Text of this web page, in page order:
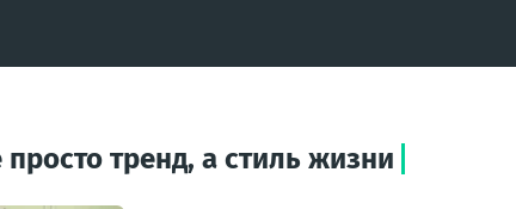
тренд, а стиль жизни